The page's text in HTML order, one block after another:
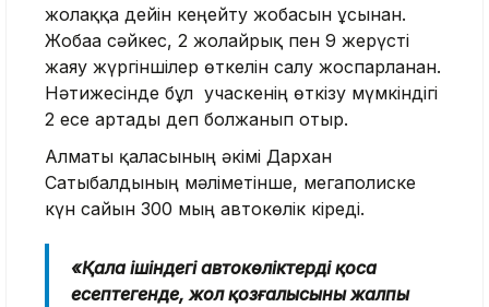
жолаққа дейін кеңейту жобасын ұсынған.
Жобаға сәйкес, 2 жолайрық пен 9 жерүсті
жаяу жүргіншілер өткелін салу жоспарланған.
Нәтижесінде бұл учаскенің өткізу мүмкіндігі
2 есе артады деп болжанып отыр.
Алматы қаласының әкімі Дархан
Сатыбалдының мәліметінше, мегаполиске
күн сайын 300 мың автокөлік кіреді.
«Қала ішіндегі автокөліктерді қоса
есептегенде, жол қозғалысының жалпы